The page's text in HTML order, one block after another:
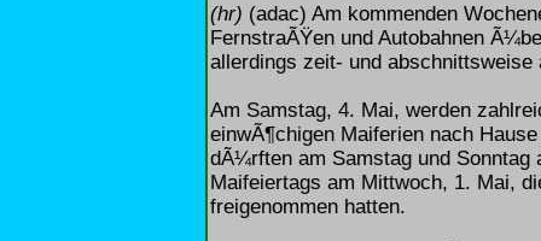
(hr) (adac) Am kommenden
FernstraÃŸen und Autobahnen
allerdings zeit- und
Am Samstag, 4. Mai, werden
einwÃ¶chigen Maiferien nach
dÃ¼rften am Samstag und Sonntag
Maifeiertags am Mittwoch, 1. Mai,
freigenommen hatten.